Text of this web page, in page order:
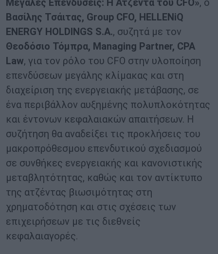
Μεγάλες Επενδύσεις: Η Ατζέντα του CFO», ο
Βασίλης Τσάιτας, Group CFO, HELLENiQ
ENERGY HOLDINGS S.A., συζητά με τον
Θεοδόσιο Τόμπρα, Managing Partner, CPA
Law, για τον ρόλο του CFO στην υλοποίηση
επενδύσεων μεγάλης κλίμακας και στη
διαχείριση της ενεργειακής μετάβασης, σε
ένα περιβάλλον αυξημένης πολυπλοκότητας
και έντονων κεφαλαιακών απαιτήσεων. Η
συζήτηση θα αναδείξει τις προκλήσεις του
μακροπρόθεσμου επενδυτικού σχεδιασμού
σε συνθήκες ενεργειακής και κανονιστικής
μεταβλητότητας, καθώς και τον αντίκτυπο
της ατζέντας βιωσιμότητας στη
χρηματοδότηση και στις σχέσεις των
επιχειρήσεων με τις διεθνείς
κεφαλαιαγορές.